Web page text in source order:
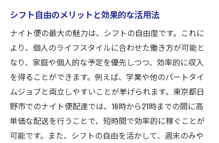
シフト自由のメリットと効果的な活用法
ナイト便の最大の魅力は、シフトの自由度です。これに
より、個人のライフスタイルに合わせた働き方が可能と
なり、家庭や個人的な予定を優先しつつ、効率的に収入
を得ることができます。例えば、学業や他のパートタイ
ムジョブと両立しやすいことが挙げられます。東京都日
野市でのナイト便配達では、16時から21時までの間に高
単価な配送を行うことで、短時間で効率的に稼ぐことが
可能です。また、シフトの自由を活かして、週末のみや